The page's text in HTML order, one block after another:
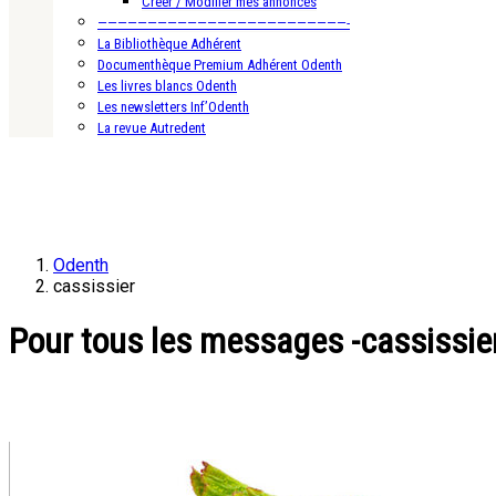
—————————————————————————-
La Bibliothèque Adhérent
Documenthèque Premium Adhérent Odenth
Les livres blancs Odenth
Les newsletters Inf’Odenth
La revue Autredent
Odenth
cassissier
Pour tous les messages -